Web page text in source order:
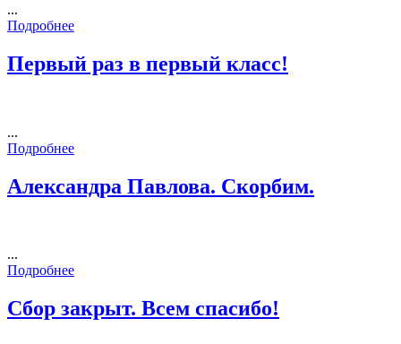
...
Подробнее
Первый раз в первый класс!
...
Подробнее
Александра Павлова. Скорбим.
...
Подробнее
Сбор закрыт. Всем спасибо!